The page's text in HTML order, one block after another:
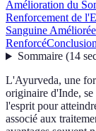
Amélioration du
Renforcement de
Sanguine Améliorée
Renforcé
Sommaire(14
L'Ayurveda, une
originaire d'Inde,
l'esprit pour
associé aux